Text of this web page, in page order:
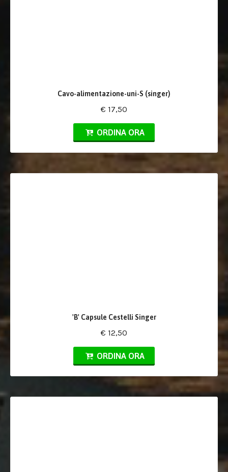
Cavo-alimentazione-uni-S (singer)
€ 17,50
ORDINA ORA
'B' Capsule Cestelli Singer
€ 12,50
ORDINA ORA